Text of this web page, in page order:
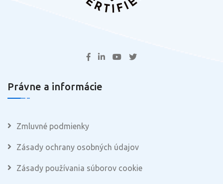
Právne a informácie
Zmluvné podmienky
Zásady ochrany osobných údajov
Zásady používania súborov cookie